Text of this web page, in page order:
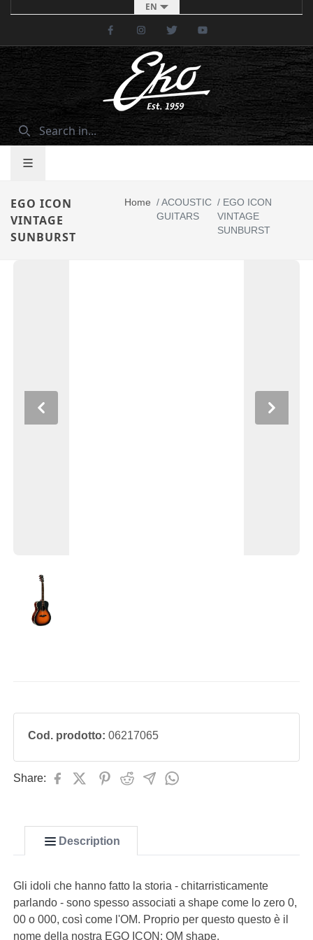
EN
FacebookInstagramTwitter
EGO ICON
VINTAGE
SUNBURST
Home /ACOUSTIC
GUITARS
/EGO ICON
VINTAGE
SUNBURST
Previous Next
Cod. prodotto: 06217065
Share:
Description
Gli idoli che hanno fatto la storia - chitarristicamente
parlando - sono spesso associati a shape come lo zero 0,
00 o 000, così come l'OM. Proprio per questo questo è il
nome della nostra EGO ICON: OM shape.
EGO Series